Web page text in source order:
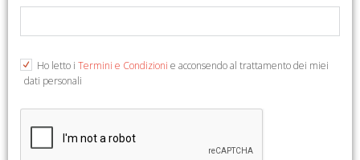
20x26,5. (Le Piume).
Ho letto i Termini e Condizioni e acconsendo al trattamento dei miei
dati personali